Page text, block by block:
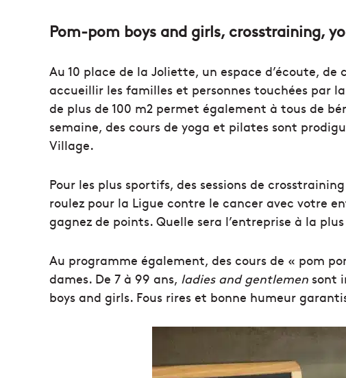
Pom-pom boys and girls, crosstraining,
Au 10 place de la Joliette, un espace d’écoute,
accueillir les familles et personnes touchées par
de plus de 100 m2 permet également à tous de
semaine, des cours de yoga et pilates sont
Village.
Pour les plus sportifs, des sessions de
roulez pour la Ligue contre le cancer avec votre
gagnez de points. Quelle sera l’entreprise à la
Au programme également, des cours de « pom
dames. De 7 à 99 ans, ladies and gentlemen sont
boys and girls. Fous rires et bonne humeur